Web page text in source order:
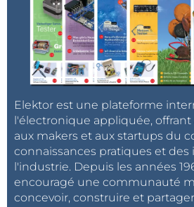
Elektor est une plateforme
l'électronique appliquée,
aux makers et aux startups du
connaissances pratiques et des
l'industrie. Depuis les années
encouragé une communauté
concevoir, construire et